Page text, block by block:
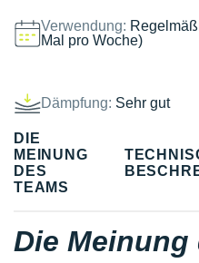
Verwendung:
Mal pro Woche)
Dämpfung: Sehr gut
DIE
MEINUNG
DES
TEAMS
Die Meinung